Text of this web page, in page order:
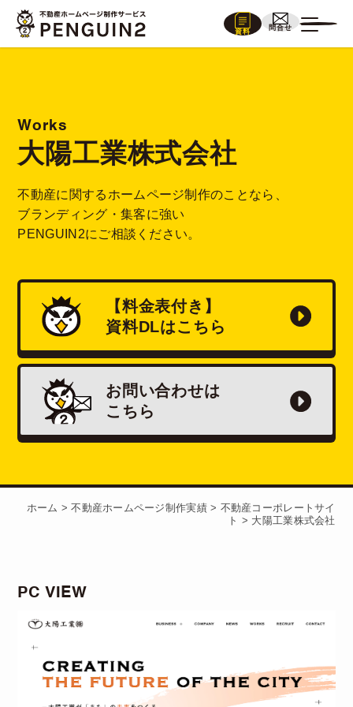
資料
問合せ
Works
大陽工業株式会社
不動産に関するホームページ制作のことなら、
ブランディング・集客に強い
PENGUIN2にご相談ください。
【料金表付き】
資料DLはこちら
お問い合わせは
こちら
ホーム >不動産ホームページ制作実績> 不動産コーポレートサイ
ト > 大陽工業株式会社
PC VIEW